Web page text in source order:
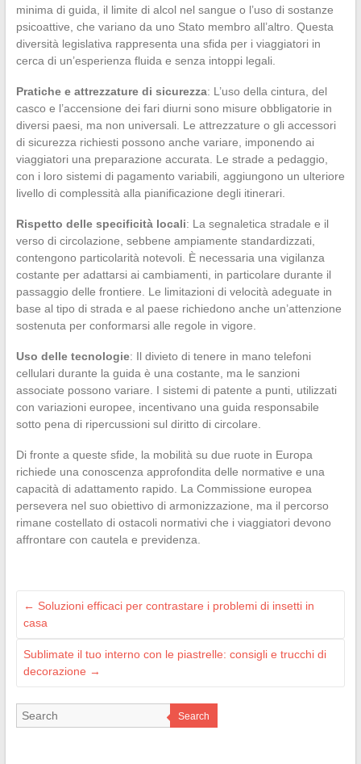
minima di guida, il limite di alcol nel sangue o l’uso di sostanze
psicoattive, che variano da uno Stato membro all’altro. Questa
diversità legislativa rappresenta una sfida per i viaggiatori in
cerca di un’esperienza fluida e senza intoppi legali.
Pratiche e attrezzature di sicurezza: L’uso della cintura, del
casco e l’accensione dei fari diurni sono misure obbligatorie in
diversi paesi, ma non universali. Le attrezzature o gli accessori
di sicurezza richiesti possono anche variare, imponendo ai
viaggiatori una preparazione accurata. Le strade a pedaggio,
con i loro sistemi di pagamento variabili, aggiungono un ulteriore
livello di complessità alla pianificazione degli itinerari.
Rispetto delle specificità locali: La segnaletica stradale e il
verso di circolazione, sebbene ampiamente standardizzati,
contengono particolarità notevoli. È necessaria una vigilanza
costante per adattarsi ai cambiamenti, in particolare durante il
passaggio delle frontiere. Le limitazioni di velocità adeguate in
base al tipo di strada e al paese richiedono anche un’attenzione
sostenuta per conformarsi alle regole in vigore.
Uso delle tecnologie: Il divieto di tenere in mano telefoni
cellulari durante la guida è una costante, ma le sanzioni
associate possono variare. I sistemi di patente a punti, utilizzati
con variazioni europee, incentivano una guida responsabile
sotto pena di ripercussioni sul diritto di circolare.
Di fronte a queste sfide, la mobilità su due ruote in Europa
richiede una conoscenza approfondita delle normative e una
capacità di adattamento rapido. La Commissione europea
persevera nel suo obiettivo di armonizzazione, ma il percorso
rimane costellato di ostacoli normativi che i viaggiatori devono
affrontare con cautela e previdenza.
← Soluzioni efficaci per contrastare i problemi di insetti in
casa
Sublimate il tuo interno con le piastrelle: consigli e trucchi di
decorazione →
Search